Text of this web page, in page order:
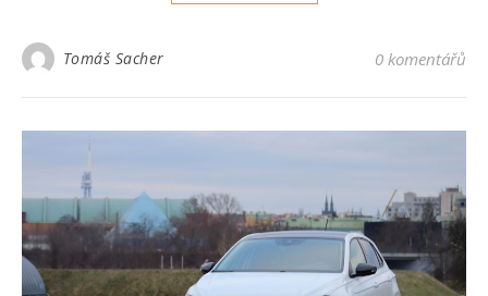
Tomáš Sacher 0 komentářů